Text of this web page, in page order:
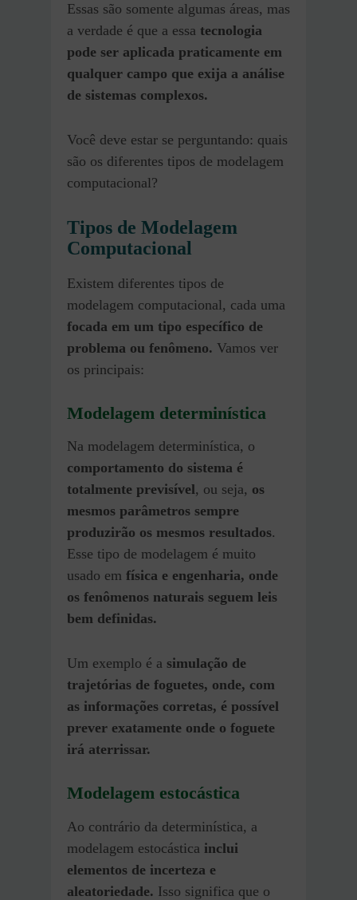
Essas são somente algumas áreas, mas
a verdade é que a essa tecnologia
pode ser aplicada praticamente em
qualquer campo que exija a análise
de sistemas complexos.
Você deve estar se perguntando: quais
são os diferentes tipos de modelagem
computacional?
Tipos de Modelagem
Computacional
Existem diferentes tipos de
modelagem computacional, cada uma
focada em um tipo específico de
problema ou fenômeno. Vamos ver
os principais:
Modelagem determinística
Na modelagem determinística, o
comportamento do sistema é
totalmente previsível, ou seja, os
mesmos parâmetros sempre
produzirão os mesmos resultados.
Esse tipo de modelagem é muito
usado em física e engenharia, onde
os fenômenos naturais seguem leis
bem definidas.
Um exemplo é a simulação de
trajetórias de foguetes, onde, com
as informações corretas, é possível
prever exatamente onde o foguete
irá aterrissar.
Modelagem estocástica
Ao contrário da determinística, a
modelagem estocástica inclui
elementos de incerteza e
aleatoriedade. Isso significa que o